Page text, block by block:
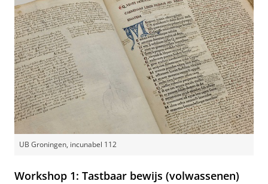
UB Groningen, incunabel 112
Workshop 1: Tastbaar bewijs (volwassenen)